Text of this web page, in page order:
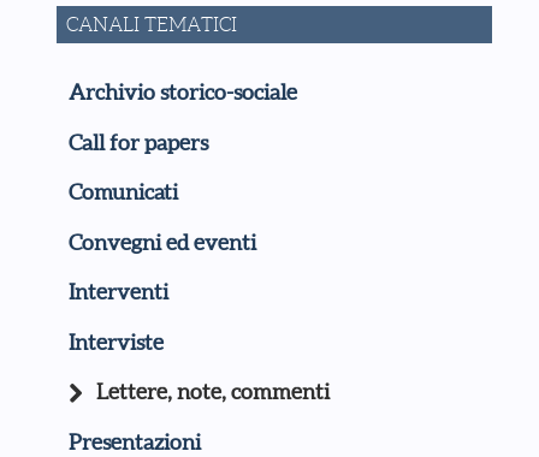
CANALI TEMATICI
Archivio storico-sociale
Call for papers
Comunicati
Convegni ed eventi
Interventi
Interviste
Lettere, note, commenti
Presentazioni